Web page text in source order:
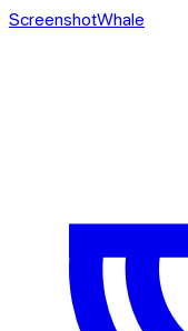
ScreenshotWhale